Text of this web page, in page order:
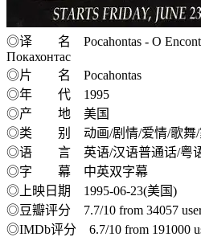
◎译 名 Pocahontas - O
Покахонтас
◎片 名 Pocahontas
◎年 代 1995
◎产 地 美国
◎类 别 动画/剧情/爱情/歌舞/
◎语 言 英语/汉语普通话/粤
◎字 幕 中英双字幕
◎上映日期 1995-06-23(美国)
◎豆瓣评分 7.7/10 from 34057
◎IMDb评分 6.7/10 from 191000